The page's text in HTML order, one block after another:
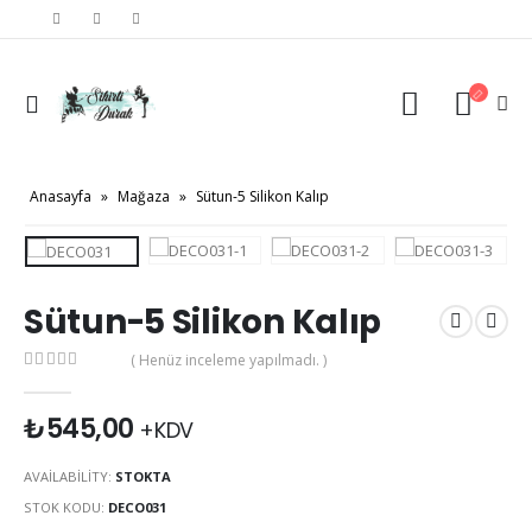
Anasayfa » Mağaza » Sütun-5 Silikon Kalıp
Sütun-5 Silikon Kalıp
( Henüz inceleme yapılmadı. )
₺545,00 +KDV
AVAILABILITY: STOKTA
STOK KODU: DECO031